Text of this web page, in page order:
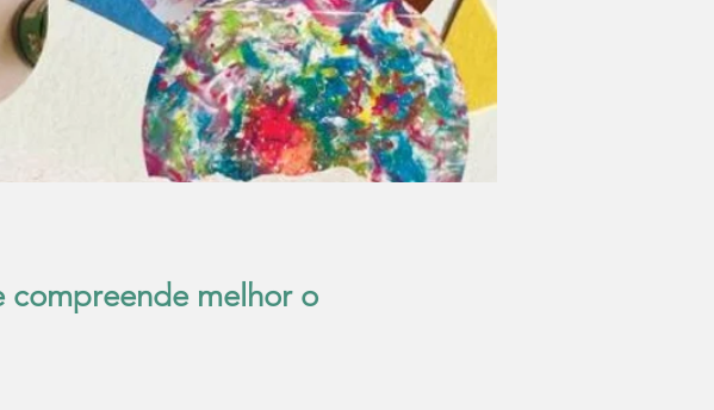
compreende melhor o